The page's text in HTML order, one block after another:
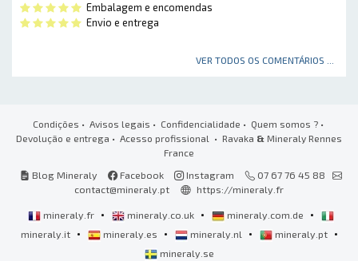
Embalagem e encomendas
Envio e entrega
VER TODOS OS COMENTÁRIOS ...
Condições • Avisos legais • Confidencialidade • Quem somos ?•
Devolução e entrega • Acesso profissional • Ravaka & Mineraly Rennes
France
Blog Mineraly
Facebook Instagram
07 67 76 45 88
contact@mineraly.pt
https://mineraly.fr
mineraly.fr • mineraly.co.uk • mineraly.com.de •
mineraly.it • mineraly.es • mineraly.nl • mineraly.pt •
mineraly.se